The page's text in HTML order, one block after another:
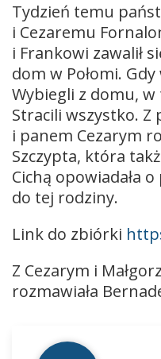
Tydzień temu
i Cezaremu
i Frankowi zawalił
dom w Połomi.
Wybiegli z domu,
Stracili wszystko. Z
i panem Cezarym
Szczypta, która
Cichą opowiadała
do tej rodziny.
Link do zbiórki
Z Cezarym i
rozmawiała
plików